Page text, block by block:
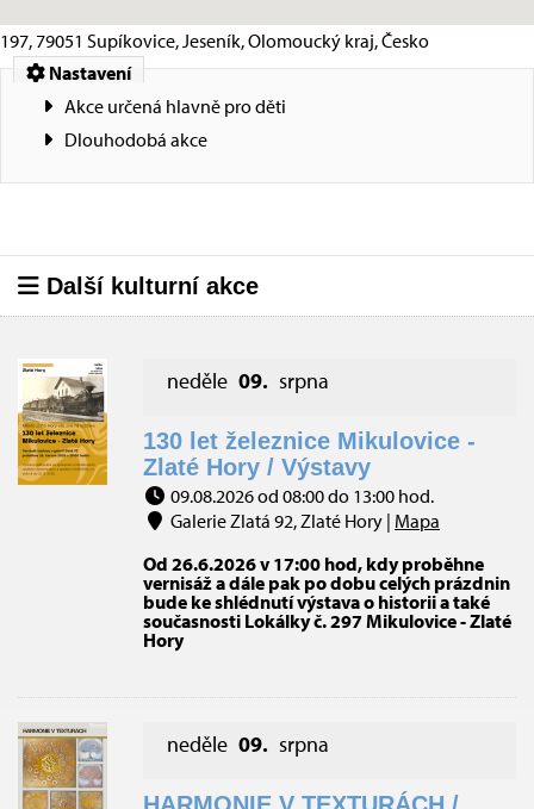
197, 79051 Supíkovice, Jeseník, Olomoucký kraj, Česko
Nastavení
Akce určená hlavně pro děti
Dlouhodobá akce
Další kulturní akce
neděle 09. srpna
130 let železnice Mikulovice -
Zlaté Hory / Výstavy
09.08.2026 od 08:00 do 13:00 hod.
Galerie Zlatá 92, Zlaté Hory | Mapa
Od 26.6.2026 v 17:00 hod, kdy proběhne
vernisáž a dále pak po dobu celých prázdnin
bude ke shlédnutí výstava o historii a také
současnosti Lokálky č. 297 Mikulovice - Zlaté
Hory
neděle 09. srpna